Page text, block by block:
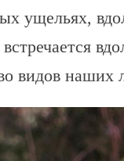
ущельях,
встречается
видов наших